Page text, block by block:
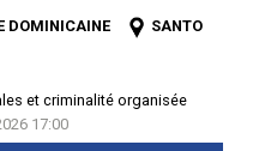
DOMINICAINE
SANTO
et criminalité organisée
17:00